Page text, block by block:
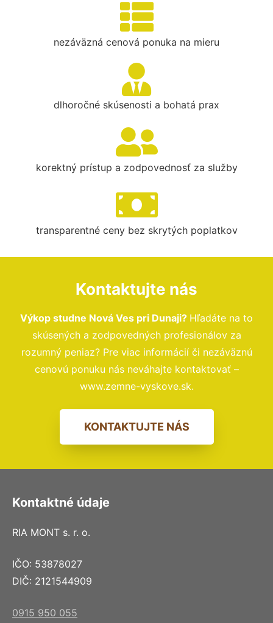
nezáväzná cenová ponuka na mieru
dlhoročné skúsenosti a bohatá prax
korektný prístup a zodpovednosť za služby
transparentné ceny bez skrytých poplatkov
Kontaktujte nás
Výkop studne Nová Ves pri Dunaji? Hľadáte na to
skúsených a zodpovedných profesionálov za
rozumný peniaz? Pre viac informácií či nezáväznú
cenovú ponuku nás neváhajte kontaktovať –
www.zemne-vyskove.sk.
KONTAKTUJTE NÁS
Kontaktné údaje
RIA MONT s. r. o.
IČO: 53878027
DIČ: 2121544909
0915 950 055